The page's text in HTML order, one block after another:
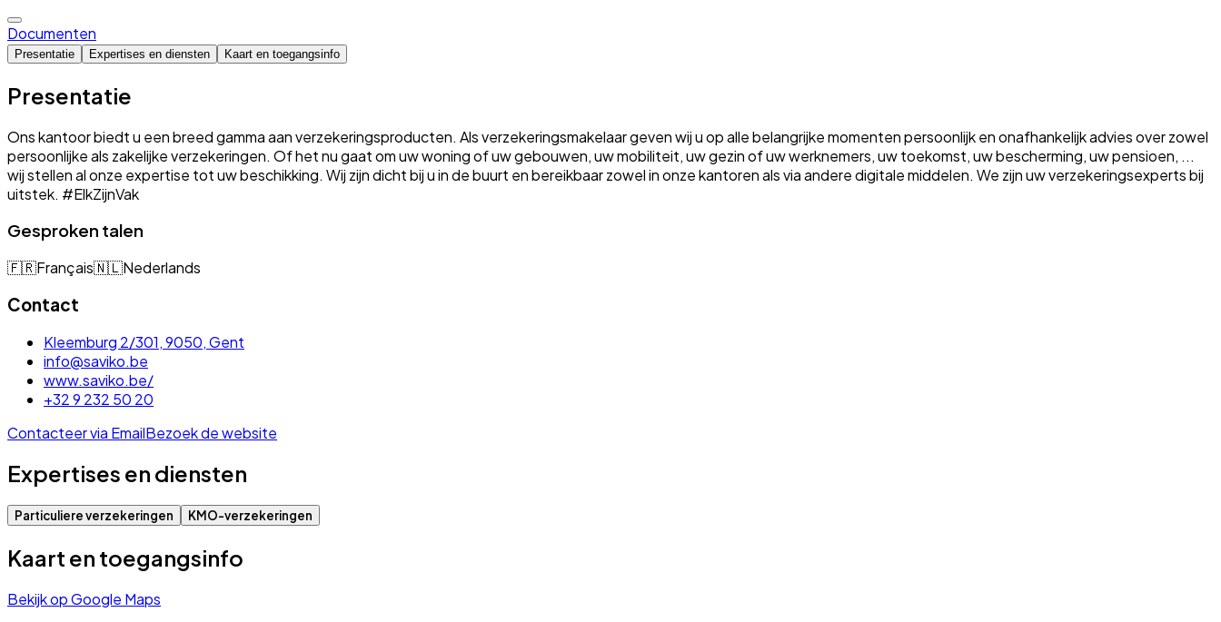
Documenten
Presentatie Expertises en diensten Kaart en toegangsinfo
Presentatie
Ons kantoor biedt u een breed gamma aan verzekeringsproducten. Als verzekeringsmakelaar geven wij u op alle belangrijke momenten persoonlijk en onafhankelijk advies over zowel
persoonlijke als zakelijke verzekeringen. Of het nu gaat om uw woning of uw gebouwen, uw mobiliteit, uw gezin of uw werknemers, uw toekomst, uw bescherming, uw pensioen, ...
wij stellen al onze expertise tot uw beschikking. Wij zijn dicht bij u in de buurt en bereikbaar zowel in onze kantoren als via andere digitale middelen. We zijn uw verzekeringsexperts bij
uitstek. #ElkZijnVak
Gesproken talen
🇫🇷Français🇳🇱Nederlands
Contact
Kleemburg 2/301, 9050, Gent
info@saviko.be
www.saviko.be/
+32 9 232 50 20
Contacteer via EmailBezoek de website
Expertises en diensten
Particuliere verzekeringen KMO-verzekeringen
Kaart en toegangsinfo
Bekijk op Google Maps